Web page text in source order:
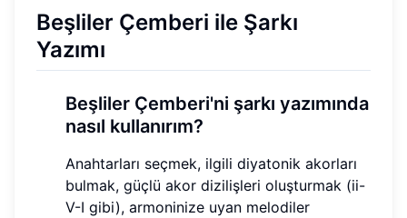
Beşliler Çemberi ile Şarkı
Yazımı
Beşliler Çemberi'ni şarkı yazımında
nasıl kullanırım?
Anahtarları seçmek, ilgili diyatonik akorları
bulmak, güçlü akor dizilişleri oluşturmak (ii-
V-I gibi), armoninize uyan melodiler